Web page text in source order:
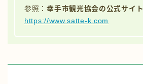
参照：幸手市観光協会の公式サイト
https://www.satte-k.com